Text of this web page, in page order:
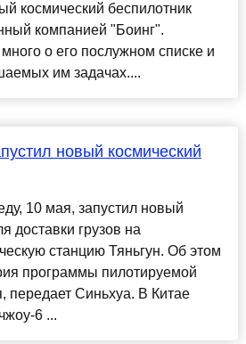
космический беспилотник
компанией "Боинг".
о его послужном списке и
им задачах....
новый космический
10 мая, запустил новый
доставки грузов на
станцию Тяньгун. Об этом
программы пилотируемой
передает Синьхуа. В Китае
6 ...